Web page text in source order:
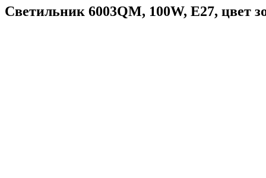
Светильник 6003QM, 100W, E27, цвет